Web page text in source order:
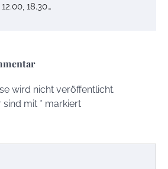
18.30…
wird nicht veröffentlicht.
sind mit * markiert